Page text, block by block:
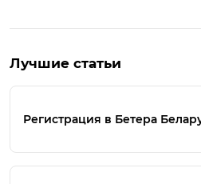
Лучшие статьи
Регистрация в Бетера